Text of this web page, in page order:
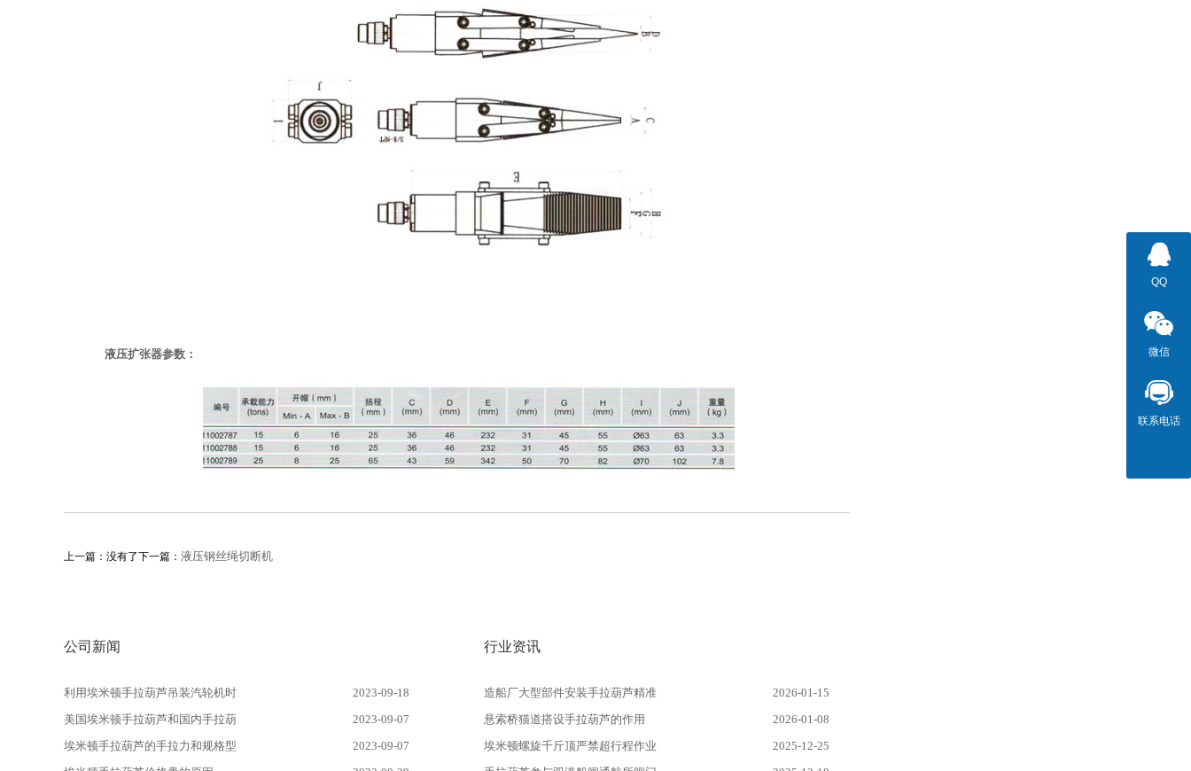
液压扩张器参数：
上一篇：没有了下一篇： 液压钢丝绳切断机
公司新闻
利用埃米顿手拉葫芦吊装汽轮机时
2023-09-18
美国埃米顿手拉葫芦和国内手拉葫
2023-09-07
埃米顿手拉葫芦的手拉力和规格型
2023-09-07
行业资讯
造船厂大型部件安装手拉葫芦精准
2026-01-15
悬索桥猫道搭设手拉葫芦的作用
2026-01-08
埃米顿螺旋千斤顶严禁超行程作业
2025-12-25
QQ
微信
联系电话